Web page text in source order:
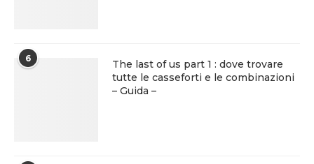
6
The last of us part 1 : dove trovare
tutte le casseforti e le combinazioni
– Guida –